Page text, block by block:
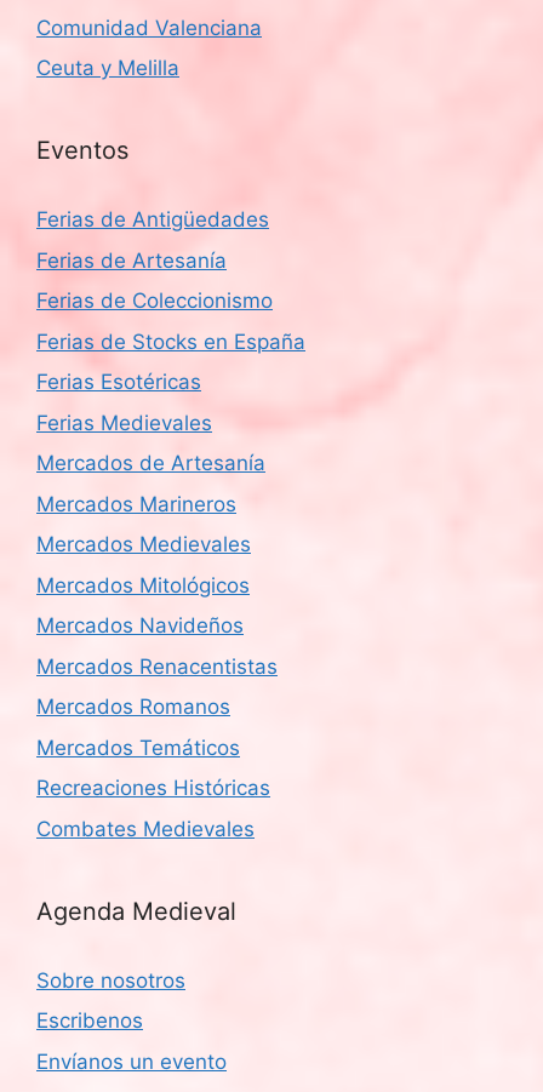
Comunidad Valenciana
Ceuta y Melilla
Eventos
Ferias de Antigüedades
Ferias de Artesanía
Ferias de Coleccionismo
Ferias de Stocks en España
Ferias Esotéricas
Ferias Medievales
Mercados de Artesanía
Mercados Marineros
Mercados Medievales
Mercados Mitológicos
Mercados Navideños
Mercados Renacentistas
Mercados Romanos
Mercados Temáticos
Recreaciones Históricas
Combates Medievales
Agenda Medieval
Sobre nosotros
Escribenos
Envíanos un evento